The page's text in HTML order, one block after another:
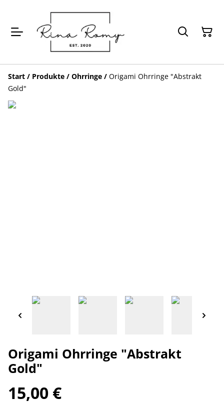
Start / Produkte / Ohrringe / Origami Ohrringe "Abstrakt
Gold"
Origami Ohrringe "Abstrakt
Gold"
15,00 €